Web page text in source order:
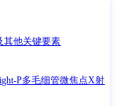
其他关键要素
P多毛细管微焦点X射